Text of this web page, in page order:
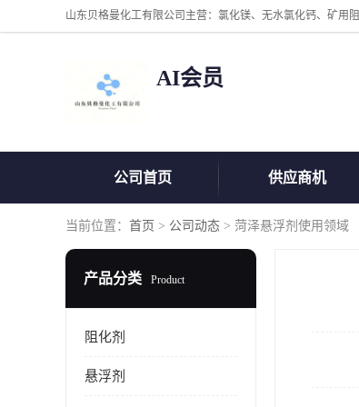
AI会员
公司首页 供应商机
当前位置： 首页 > 公司动态 > 菏泽悬浮剂使用领域
产品分类 Product
阻化剂
悬浮剂